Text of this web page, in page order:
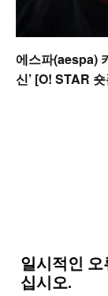
에스파(aespa)
신’ [O! STAR